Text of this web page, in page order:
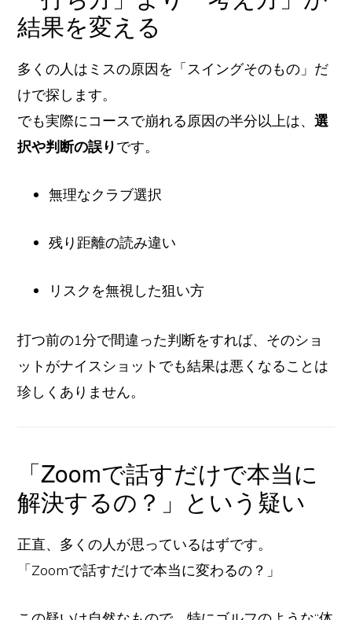
結果を変える
多くの人はミスの原因を「スイングそのもの」だ
けで探します。
でも実際にコースで崩れる原因の半分以上は、選
択や判断の誤りです。
無理なクラブ選択
残り距離の読み違い
リスクを無視した狙い方
打つ前の1分で間違った判断をすれば、そのショ
ットがナイスショットでも結果は悪くなることは
珍しくありません。
「Zoomで話すだけで本当に
解決するの？」という疑い
正直、多くの人が思っているはずです。
「Zoomで話すだけで本当に変わるの？」